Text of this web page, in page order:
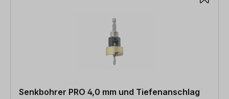
Senkbohrer PRO 4,0 mm und Tiefenanschlag